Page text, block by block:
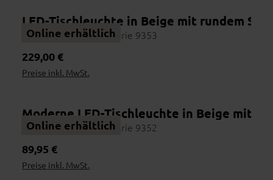
Wohnbeispiel
Online erhältlich
LED-Tischleuchte in Beige mit rundem
Interliving Leuchten Serie 9353
Regulärer Preis:
229,00 €
Preise inkl. MwSt.
Online erhältlich
Moderne LED-Tischleuchte in Beige mit
Interliving Leuchten Serie 9352
Regulärer Preis:
89,95 €
Preise inkl. MwSt.